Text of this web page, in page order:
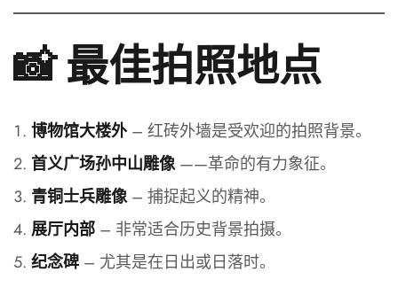
📸 最佳拍照地点
博物馆大楼外– 红砖外墙是受欢迎的拍照背景。
首义广场孙中山雕像——革命的有力象征。
青铜士兵雕像– 捕捉起义的精神。
展厅内部– 非常适合历史背景拍摄。
纪念碑– 尤其是在日出或日落时。